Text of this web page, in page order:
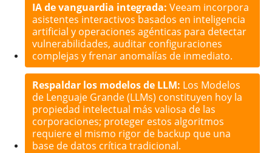
IA de vanguardia integrada: Veeam incorpora
asistentes interactivos basados en inteligencia
artificial y operaciones agénticas para detectar
vulnerabilidades, auditar configuraciones
complejas y frenar anomalías de inmediato.
Respaldar los modelos de LLM: Los Modelos
de Lenguaje Grande (LLMs) constituyen hoy la
propiedad intelectual más valiosa de las
corporaciones; proteger estos algoritmos
requiere el mismo rigor de backup que una
base de datos crítica tradicional.